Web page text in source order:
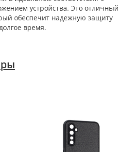
устройства. Это отличный
обеспечит надежную защиту
время.